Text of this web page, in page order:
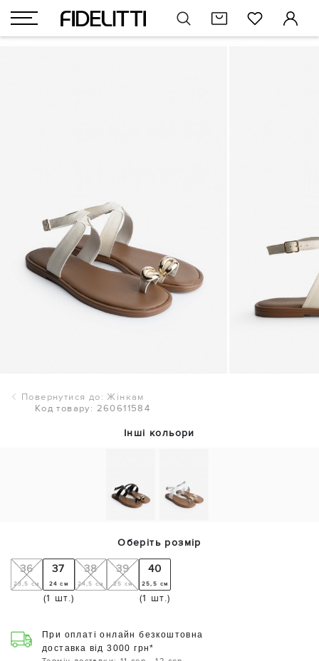
Повернутися до: Жінкам
Код товару: 260611584
Інші кольори
Оберіть розмір
36
23,5 см
37
24 см
(1 шт.)
38
24,5 см
39
25 см
40
25,5 см
(1 шт.)
При оплаті онлайн безкоштовна
доставка від 3000 грн*